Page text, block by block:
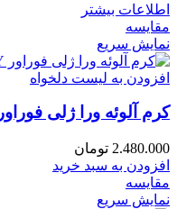
اطلاعات بیشتر
مقایسه
نمایش سریع
افزودن به لیست دلخواه
کرم آلوئه ورا ژلی فوراور ALOE VERA GELLY
2.480.000 تومان
افزودن به سبد خرید
مقایسه
نمایش سریع